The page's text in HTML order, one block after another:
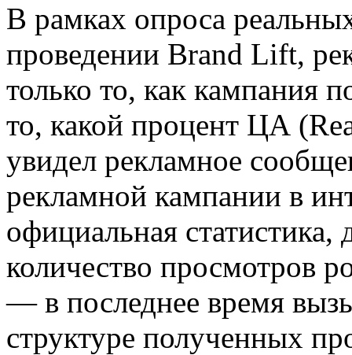
В рамках опроса
проведении Brand Lift,
только то, как кампания
то, какой процент ЦА
увидел рекламное
рекламной кампании в
официальная
количество просмотров
— в последнее время
структуре полученных